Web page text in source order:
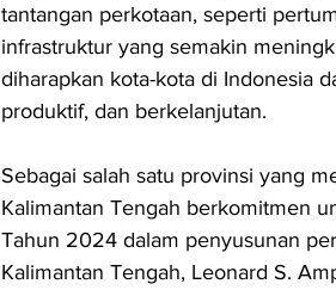
tantangan perkotaan, seperti
infrastruktur yang semakin
diharapkan kota-kota di Indonesia
produktif, dan berkelanjutan.
Sebagai salah satu provinsi yang
Kalimantan Tengah berkomitmen
Tahun 2024 dalam penyusunan
Kalimantan Tengah, Leonard S.